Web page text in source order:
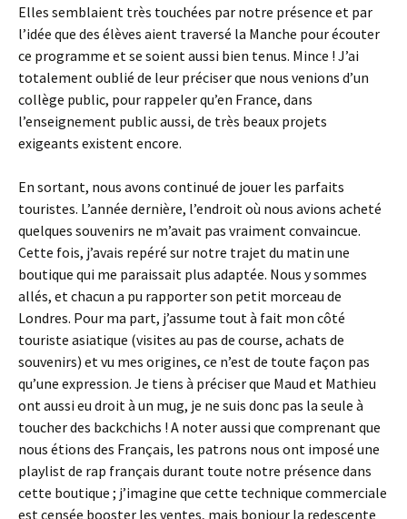
Elles semblaient très touchées par notre présence et par
l’idée que des élèves aient traversé la Manche pour écouter
ce programme et se soient aussi bien tenus. Mince ! J’ai
totalement oublié de leur préciser que nous venions d’un
collège public, pour rappeler qu’en France, dans
l’enseignement public aussi, de très beaux projets
exigeants existent encore.
En sortant, nous avons continué de jouer les parfaits
touristes. L’année dernière, l’endroit où nous avions acheté
quelques souvenirs ne m’avait pas vraiment convaincue.
Cette fois, j’avais repéré sur notre trajet du matin une
boutique qui me paraissait plus adaptée. Nous y sommes
allés, et chacun a pu rapporter son petit morceau de
Londres. Pour ma part, j’assume tout à fait mon côté
touriste asiatique (visites au pas de course, achats de
souvenirs) et vu mes origines, ce n’est de toute façon pas
qu’une expression. Je tiens à préciser que Maud et Mathieu
ont aussi eu droit à un mug, je ne suis donc pas la seule à
toucher des backchichs ! A noter aussi que comprenant que
nous étions des Français, les patrons nous ont imposé une
playlist de rap français durant toute notre présence dans
cette boutique ; j’imagine que cette technique commerciale
est censée booster les ventes, mais bonjour la redescente